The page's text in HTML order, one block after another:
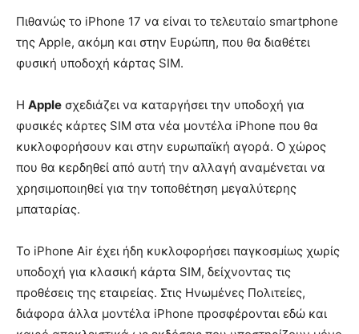
Πιθανώς το iPhone 17 να είναι το τελευταίο smartphone
της Apple, ακόμη και στην Ευρώπη, που θα διαθέτει
φυσική υποδοχή κάρτας SIM.
Η Apple σχεδιάζει να καταργήσει την υποδοχή για
φυσικές κάρτες SIM στα νέα μοντέλα iPhone που θα
κυκλοφορήσουν και στην ευρωπαϊκή αγορά. Ο χώρος
που θα κερδηθεί από αυτή την αλλαγή αναμένεται να
χρησιμοποιηθεί για την τοποθέτηση μεγαλύτερης
μπαταρίας.
Το iPhone Air έχει ήδη κυκλοφορήσει παγκοσμίως χωρίς
υποδοχή για κλασική κάρτα SIM, δείχνοντας τις
προθέσεις της εταιρείας. Στις Ηνωμένες Πολιτείες,
διάφορα άλλα μοντέλα iPhone προσφέρονται εδώ και